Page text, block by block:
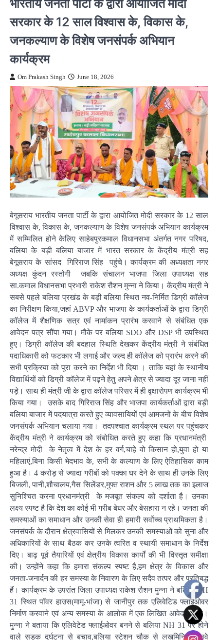
सरकार के 12 साल विश्वास के, विकास के,
जनकल्याण के विशेष जनसंपर्क अभियान
कार्यक्रम
Om Prakash Singh June 18, 2026
बेगूसराय भारतीय जनता पार्टी के द्वारा आयोजित मोदी सरकार के 12 साल
विश्वास के, विकास के, जनकल्याण के विशेष जनसंपर्क अभियान कार्यक्रम
में सम्मिलित होने केलिए साहेबपुरकमाल विधानसभा अंतर्गत नगर परिषद,
बलिया के बड़ी बलिया बाजार में भारत सरकार के केंद्रीय मंत्री सह
बेगूसराय के सांसद गिरिराज सिंह पहुंचे। कार्यक्रम की अध्यक्षता नगर
अध्यक्ष कुंदन रस्तोगी जबकि संचालन भाजपा जिला उपाध्यक्ष सह
सा.कमाल विधानसभा प्रभारी राकेश रौशन मुन्ना ने किया। केंद्रीय मंत्री ने
सबसे पहले बलिया प्रखंड के बड़ी बलिया स्थित नव-निर्मित डिग्री कॉलेज
का निरीक्षण किया,जहां ABVP और भाजपा के कार्यकर्ताओं के द्वारा डिग्री
कॉलेज में शैक्षणिक सत्र एवं नामांकन प्रारंभ करवाने से संबंधित एक
आवेदन पत्र सौंपा गया। मौके पर बलिया SDO और DSP भी उपस्थित
हुए। डिग्री कॉलेज की बदहाल स्थिति देखकर केंद्रीय मंत्री ने संबंधित
पदाधिकारी को फटकार भी लगाई और जल्द ही कॉलेज को प्रारंभ करने की
सभी प्रक्रिया को पूरा करने का निर्देश भी दिया । ताकि यहां के स्थानीय
विद्यार्थियों को डिग्री कॉलेज में पढ़ने हेतु अपने क्षेत्र से ज्यादा दूर जाना नहीं
पड़े। साथ ही मंत्री जी के द्वारा कॉलेज परिसर में ही वृक्षारोपण कार्यक्रम भी
किया गया। उसके बाद गिरिराज सिंह और भाजपा कार्यकर्ताओं द्वारा बड़ी
बलिया बाजार में पदयात्रा करते हुए व्यावसायियों एवं आमजनों के बीच विशेष
जनसंपर्क अभियान चलाया गया। तदपश्चात कार्यक्रम स्थल पर पहुंचकर
केंद्रीय मंत्री ने कार्यक्रम को संबोधित करते हुए कहा कि प्रधानमंत्री
नरेन्द्र मोदी के नेतृत्व में देश के हर वर्ग,चाहे वो किसान हो,युवा हो या
महिलाएं,बिना किसी भेदभाव के, सभी के कल्याण के लिए ऐतिहासिक काम
हुआ है। 4 करोड़ से ज्यादा गरीबों को पक्का घर देने के साथ ही उनके लिए
बिजली, पानी,शौचालय,गैस सिलेंडर,मुफ्त राशन और 5 लाख तक का इलाज
सुनिश्चित करना प्रधानमंत्री के मजबूत संकल्प को दर्शाता है। उनका
लक्ष्य स्पष्ट है कि देश का कोई भी गरीब बेघर और बेसहारा न रहे। जनता की
समस्याओं का समाधान और उनकी सेवा ही हमारी सर्वोच्च प्राथमिकता है।
जनसंपर्क के दौरान क्षेत्रवासियों से मिलकर उनकी समस्याओं को सुना और
अधिकारियों के साथ बैठक कर उनके त्वरित व स्थायी समाधान के निर्देश
दिए। बाढ़ पूर्व तैयारियों एवं क्षेत्रीय विकास कार्यों की भी विस्तृत समीक्षा
की। उन्होंने कहा कि हमारा संकल्प स्पष्ट है,हम क्षेत्र के विकास और
जनता-जनार्दन की हर समस्या के निवारण के लिए सदैव तत्पर और प्रतिबद्ध
हैं। कार्यक्रम के उपरांत जिला उपाध्यक्ष राकेश रौशन मुन्ना ने बलिया NH
31 स्थित पॉवर हाउस(मामू-भांजा) से जानीपुर तक एलिवेटिड फ्लाईओवर
निर्माण करवाने एवं अन्य समस्या के आलोक में एक लिखित आवेदन दिया।
मुन्ना ने बताया कि एलिवेटेड फ्लाईओवर बनने से बलिया NH 31 पर होने
वाले सड़क दुर्घटना से बचाव,बलिया स्टेशन चौक से लखमिनियां रेलवे